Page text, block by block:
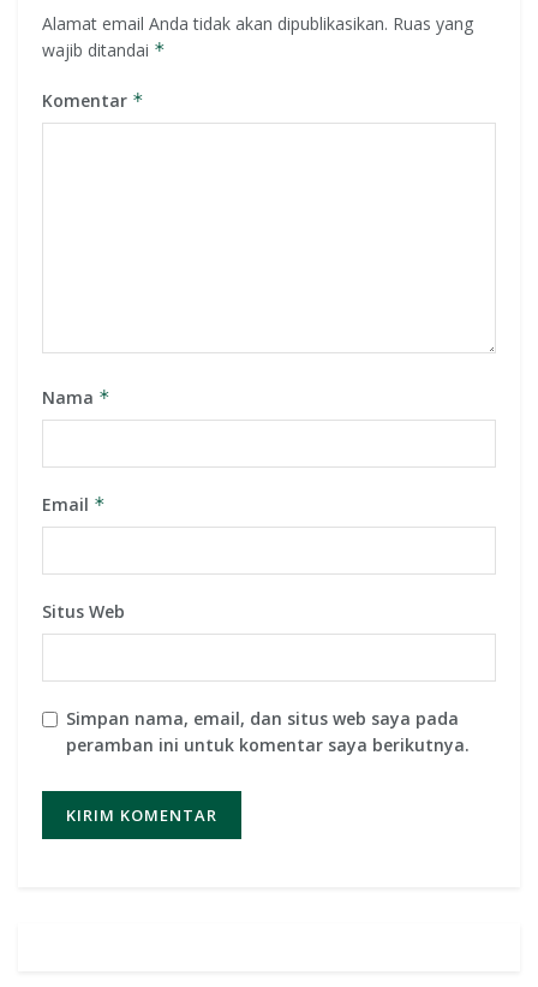
Alamat email Anda tidak akan dipublikasikan. Ruas yang
wajib ditandai *
Komentar *
Nama *
Email *
Situs Web
Simpan nama, email, dan situs web saya pada
peramban ini untuk komentar saya berikutnya.